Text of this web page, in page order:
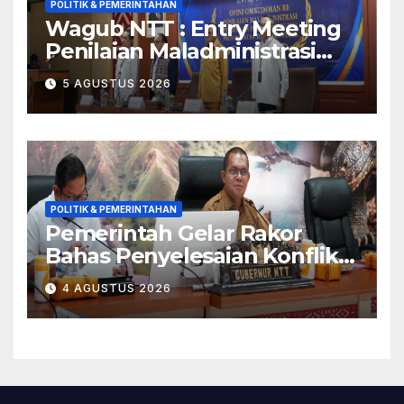
POLITIK & PEMERINTAHAN
Wagub NTT : Entry Meeting
Penilaian Maladministrasi
Penyelenggaraan Pelayanan
Publik Tahun 2026 Jadi
Momentum Perbaikan
Kualitas Layanan
5 AGUSTUS 2026
POLITIK & PEMERINTAHAN
Pemerintah Gelar Rakor
Bahas Penyelesaian Konflik
Adonara
4 AGUSTUS 2026